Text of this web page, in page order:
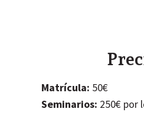
Matrícula: 50€
Seminarios: 250€ por